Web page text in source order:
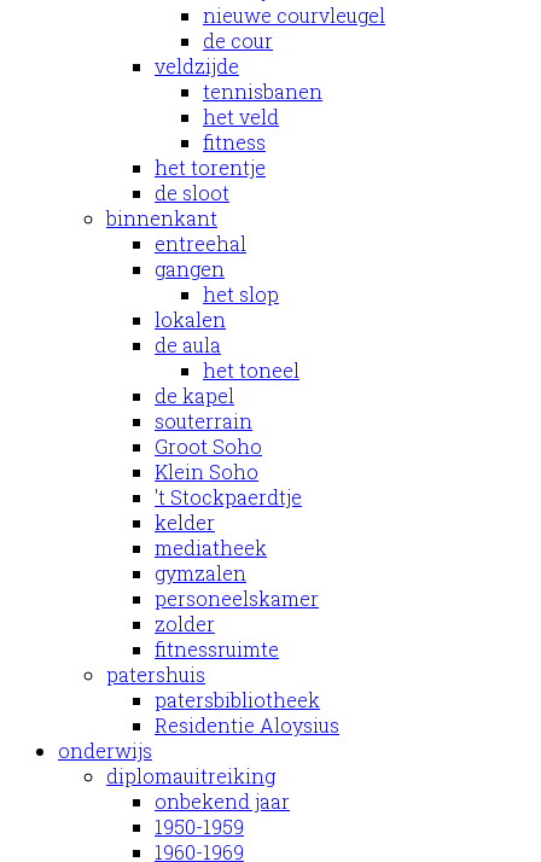
nieuwe courvleugel
de cour
veldzijde
tennisbanen
het veld
fitness
het torentje
de sloot
binnenkant
entreehal
gangen
het slop
lokalen
de aula
het toneel
de kapel
souterrain
Groot Soho
Klein Soho
't Stockpaerdtje
kelder
mediatheek
gymzalen
personeelskamer
zolder
fitnessruimte
patershuis
patersbibliotheek
Residentie Aloysius
onderwijs
diplomauitreiking
onbekend jaar
1950-1959
1960-1969